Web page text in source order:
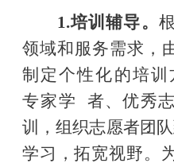
1.培训辅导。
领域和服务需求，
制定个性化的培
专家学
者、优秀
训，组织志愿者团
学习，拓宽视野。